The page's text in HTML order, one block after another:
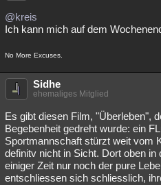
@kreis
Ich kann mich auf dem
No More Excuses.
Sidhe
ehemaliges Mitglied
Es gibt diesen Film, "Überleben",
Begebenheit gedreht wurde: ein
Sportmannschaft stürzt weit vom
definitv nicht in Sicht. Dort oben
einiger Zeit nur noch der pure
entschliessen sich schliesslich,